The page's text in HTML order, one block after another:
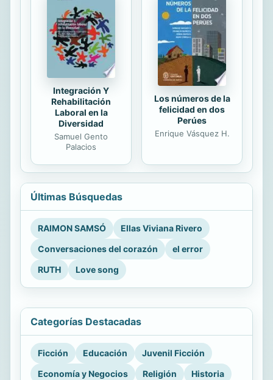
Integración Y
Rehabilitación
Laboral en la
Diversidad
Samuel Gento
Palacios
Los números de la
felicidad en dos
Perúes
Enrique Vásquez H.
Últimas Búsquedas
RAIMON SAMSÓ
Ellas Viviana Rivero
Conversaciones del corazón
el error
RUTH
Love song
Categorías Destacadas
Ficción Educación
Juvenil Ficción
Economía y Negocios
Religión Historia